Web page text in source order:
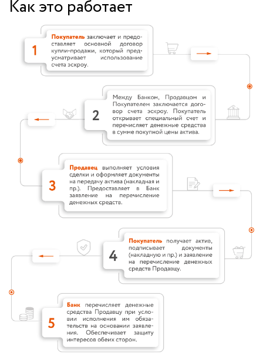
Как это работает